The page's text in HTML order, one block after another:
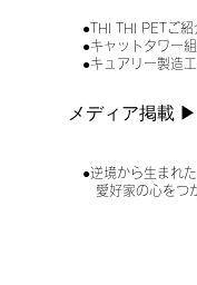
●THI THI PETご紹
●キャットタワー
●キュアリー製造
メディア掲載 ▶︎
●逆境から生まれ
愛好家の心をつ